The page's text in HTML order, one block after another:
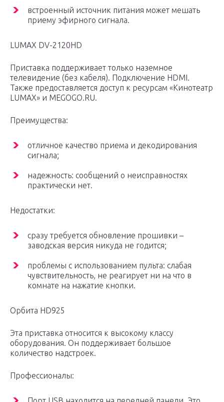
встроенный источник питания может мешать
приему эфирного сигнала.
LUMAX DV-2120HD
Приставка поддерживает только наземное
телевидение (без кабеля). Подключение HDMI.
Также предоставляется доступ к ресурсам «Кинотеатр
LUMAX» и MEGOGO.RU.
Преимущества:
отличное качество приема и декодирования
сигнала;
надежность: сообщений о неисправностях
практически нет.
Недостатки:
сразу требуется обновление прошивки –
заводская версия никуда не годится;
проблемы с использованием пульта: слабая
чувствительность, не реагирует ни на что в
комнате на нажатие кнопки.
Орбита HD925
Эта приставка относится к высокому классу
оборудования. Он поддерживает большое
количество надстроек.
Профессионалы: